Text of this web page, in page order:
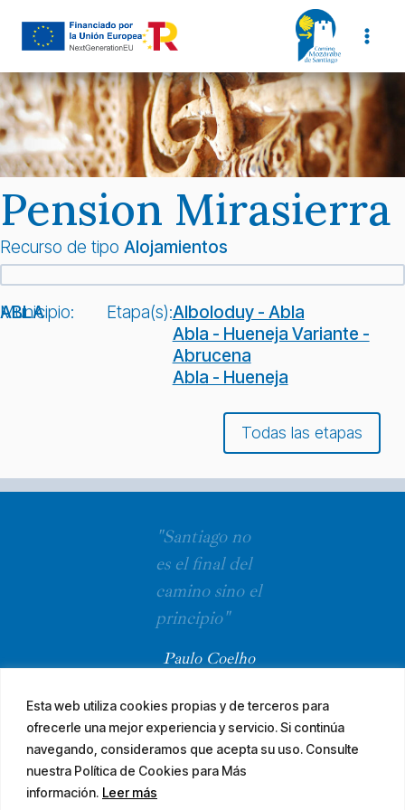
Esta web utiliza cookies propias y de terceros para
ofrecerle una mejor experiencia y servicio. Si continúa
navegando, consideramos que acepta su uso. Consulte
nuestra Política de Cookies para Más
información. Leer más
Pension Mirasierra
Recurso de tipo Alojamientos
Municipio:
ABLA Etapa(s):Alboloduy - Abla
Abla - Hueneja Variante -
Abrucena
Abla - Hueneja
Todas las etapas
"Santiago no
es el final del
camino sino el
principio"
Paulo Coelho